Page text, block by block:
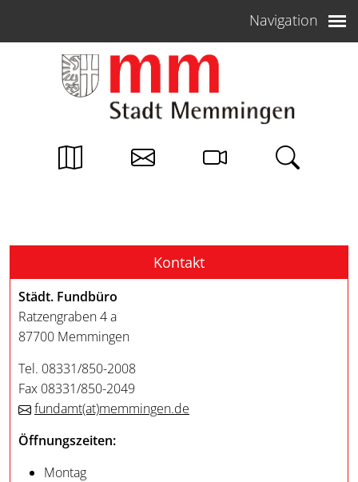
Navigation
Kontakt
Städt. Fundbüro
Ratzengraben 4 a
87700 Memmingen
Tel. 08331/850-2008
Fax 08331/850-2049
fundamt(at)memmingen.de
Öffnungszeiten:
Montag